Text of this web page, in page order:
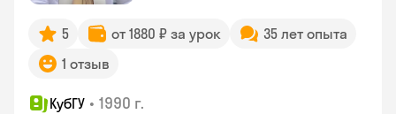
5 от 1880 ₽ за урок
35 лет опыта
1 отзыв
КубГУ • 1990 г.